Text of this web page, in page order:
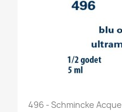
496 - Schmincke